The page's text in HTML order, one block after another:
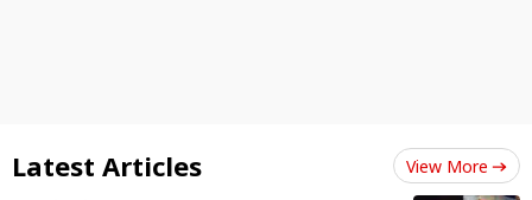
Latest Articles View More